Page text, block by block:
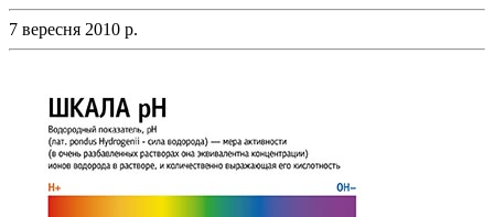
7 вересня 2010 р.